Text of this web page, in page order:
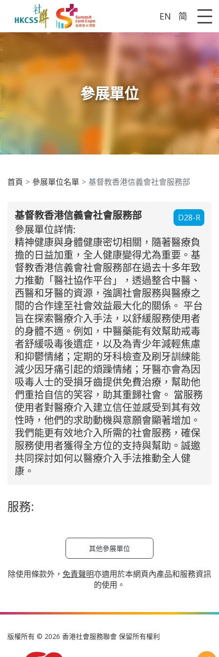
EN 简
參展單位
首頁 參展單位名單 基督教香港信義會社會服務部
D28-R
基督教香港信義會社會服務部
參展單位詳情:
精神健康與身體健康密切相關，隨著醫療負
擔的日益加重，全人健康變得尤為重要。基
督教香港信義會社會服務部在過去十多年致
力推動「醫社協作平台」，透過整合中醫、
西醫和牙醫的資源，強調社會服務與醫療之
間的合作達至社會效益最大化的關係。 平台
旨在探索醫療介入手法，以舒緩服務使用者
的身體不適。例如，中醫藥能有效幫助戒毒
者舒緩吸毒後遺症，以及為青少年減輕焦慮
和抑鬱情緒；定期的牙科檢查及刷牙訓練能
減少因牙痛引起的煩躁情緒；牙醫亦會為因
吸毒人士的受損牙齒提供免費治療，幫助他
們重拾自信的笑容，助其重歸社會。 當服務
使用者對醫療介入建立信任並感受到其有效
性時，他們的求助動機與意願會顯著增加。
我們能更有效地介入所需的社會服務，確保
服務使用者獲得全方位的支持與幫助。誠邀
共同探討如何以醫療介入手法推動全人健
康。
服務:
其他參展單位
除使用條款外， 免責聲明亦適用於本網頁內產品和服務資訊
的使用。
版權所有 © 2026 香港社會服務聯會 保留所有權利